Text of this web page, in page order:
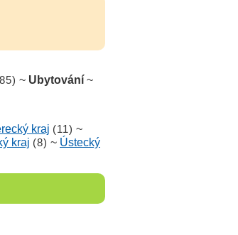
~ Ubytování ~
kraj (11) ~
kraj (8) ~ Ústecký